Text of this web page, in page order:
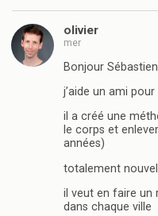
olivier
mer
Bonjour Sébastien
j’aide un ami
il a créé une
le corps et
années)
totalement
il veut en faire un
dans chaque ville